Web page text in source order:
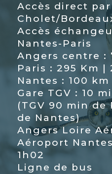
Accès direct par
Cholet/
Accès
Nantes-Paris
Angers centre :
Paris : 295 Km |
Nantes : 100 km
Gare TGV : 10
(TGV 90 min de
de Nantes)
Angers Loire
Aéroport
1h02
Ligne de bus